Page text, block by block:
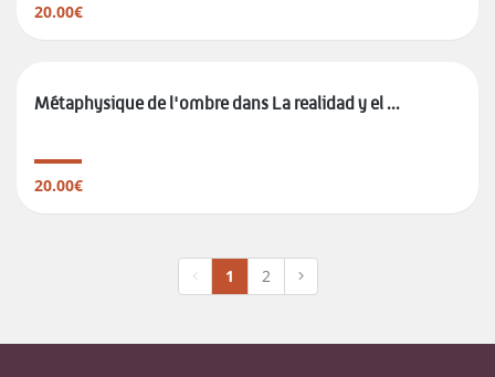
20.00€
Métaphysique de l'ombre dans La realidad y el ...
20.00€
1 2